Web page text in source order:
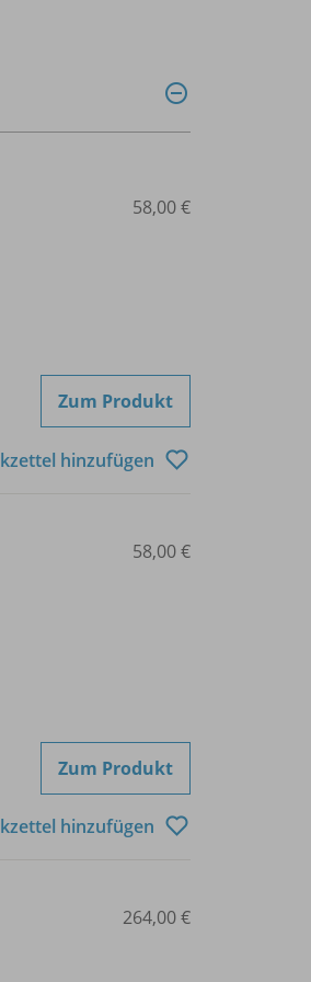
58,00 €
Zum Produkt
hinzufügen
58,00 €
Zum Produkt
hinzufügen
264,00 €